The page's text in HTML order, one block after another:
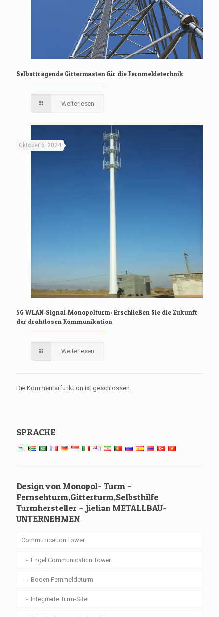
Selbsttragende Gittermasten für die Fernmeldetechnik
Weiterlesen
Oktober 6, 2024
5G WLAN-Signal-Monopolturm: Erschließen Sie die Zukunft
der drahtlosen Kommunikation
Weiterlesen
Die Kommentarfunktion ist geschlossen.
SPRACHE
Design von Monopol- Turm –
Fernsehturm,Gitterturm,Selbsthilfe
Turmhersteller – Jielian METALLBAU-
UNTERNEHMEN
Communication Tower
Engel Communication Tower
Boden Fernmeldeturm
Integrierte Turm-Site